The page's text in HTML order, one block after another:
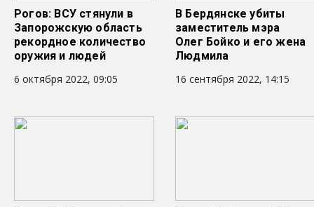
Рогов: ВСУ стянули в
Запорожскую область
рекордное количество
оружия и людей
6 октября 2022, 09:05
В Бердянске убиты
заместитель мэра
Олег Бойко и его жена
Людмила
16 сентября 2022, 14:15